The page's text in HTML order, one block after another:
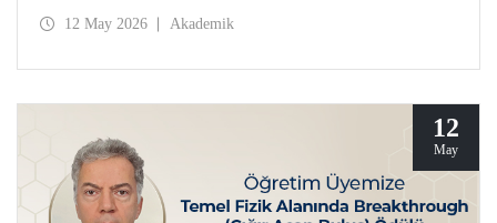
Ekonomik Misyon kapsamında gerçekleşti.
12 May 2026 Akademik
12
May